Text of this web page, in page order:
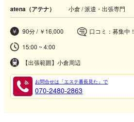
atena（アテナ） 小倉 / 派遣・出張専門
90分 / ￥16,000
口コミ：募集中！
15:00 ~ 4:00
【出張範囲】小倉周辺
お問合せは「エステ番長見た」で
070-2480-2863